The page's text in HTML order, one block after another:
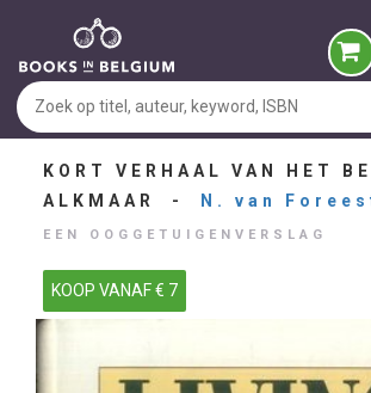
KORT VERHAAL VAN HET
ALKMAAR -
N. van
EEN OOGGETUIGENVERSLAG
KOOP VANAF € 7